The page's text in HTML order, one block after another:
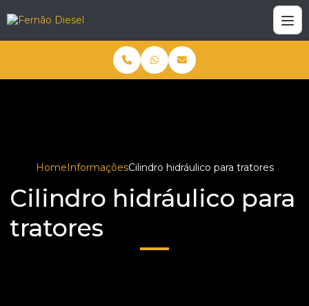
HomeInformaçõesCilindro hidráulico para tratores
Cilindro hidráulico para
tratores